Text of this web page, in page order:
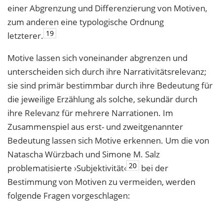
einer Abgrenzung und Differenzierung von Motiven,
zum anderen eine typologische Ordnung
letzterer. 19
Motive lassen sich voneinander abgrenzen und
unterscheiden sich durch ihre Narrativitätsrelevanz;
sie sind primär bestimmbar durch ihre Bedeutung für
die jeweilige Erzählung als solche, sekundär durch
ihre Relevanz für mehrere Narrationen. Im
Zusammenspiel aus erst- und zweitgenannter
Bedeutung lassen sich Motive erkennen. Um die von
Natascha Würzbach und Simone M. Salz
problematisierte ›Subjektivität‹ 20 bei der
Bestimmung von Motiven zu vermeiden, werden
folgende Fragen vorgeschlagen: